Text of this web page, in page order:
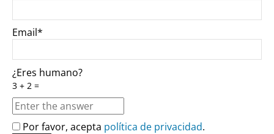
Email*
¿Eres humano?
3 + 2 =
Por favor, acepta política de privacidad.